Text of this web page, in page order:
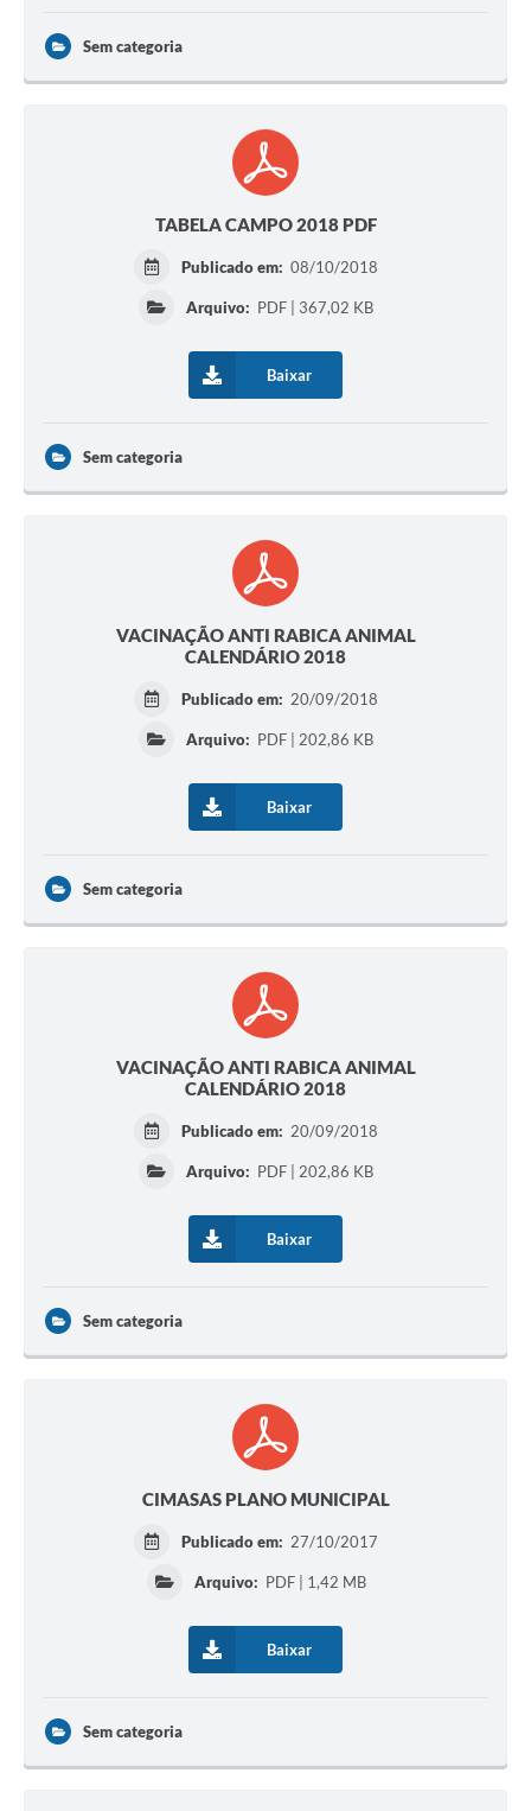
Sem categoria
TABELA CAMPO 2018 PDF
Publicado em: 08/10/2018
Arquivo: PDF | 367,02 KB
Baixar
Sem categoria
VACINAÇÃO ANTI RABICA ANIMAL
CALENDÁRIO 2018
Publicado em: 20/09/2018
Arquivo: PDF | 202,86 KB
Baixar
Sem categoria
VACINAÇÃO ANTI RABICA ANIMAL
CALENDÁRIO 2018
Publicado em: 20/09/2018
Arquivo: PDF | 202,86 KB
Baixar
Sem categoria
CIMASAS PLANO MUNICIPAL
Publicado em: 27/10/2017
Arquivo: PDF | 1,42 MB
Baixar
Sem categoria